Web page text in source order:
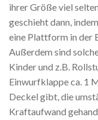
ihrer Größe viel
geschieht dann,
eine Plattform in der
Außerdem sind
Kinder und z.B.
Einwurfklappe ca. 1
Deckel gibt, die
Kraftaufwand